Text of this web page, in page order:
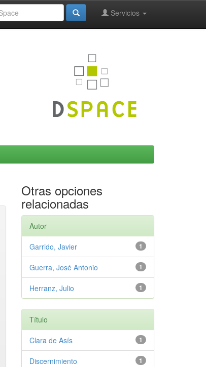
Servicios
Otras opciones
relacionadas
Autor
1
Garrido, Javier
1
Guerra, José Antonio
1
Herranz, Julio
Título
1
Clara de Asís
1
Discernimiento